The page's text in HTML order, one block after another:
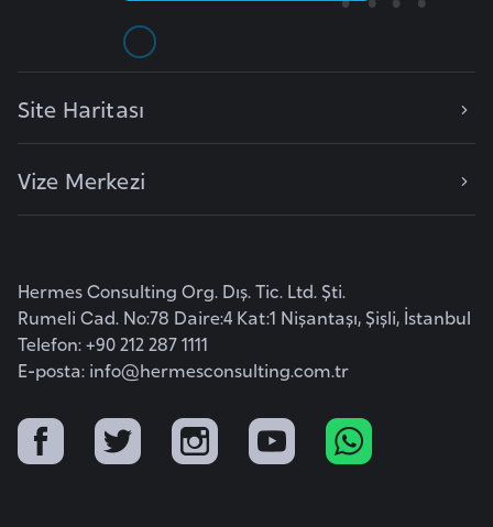
Site Haritası
Vize Merkezi
Hermes Consulting Org. Dış. Tic. Ltd. Şti.
Rumeli Cad. No:78 Daire:4 Kat:1 Nişantaşı, Şişli, İstanbul
Telefon: +90 212 287 1111
E-posta: info@hermesconsulting.com.tr
i
t
E
s
t
o
y
a